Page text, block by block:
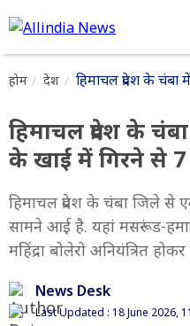
होम देश हिमाचल प्रदेश के
हिमाचल प्रदेश के
के खाई में गिरने से 7
हिमाचल प्रदेश के चंबा जिले से
सामने आई है. यहां मसरूंड-
महिंद्रा बोलेरो अनियंत्रित
News Desk
Last Updated : 18 June 2026,